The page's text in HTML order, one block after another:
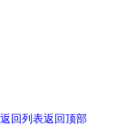
返回列表返回顶部